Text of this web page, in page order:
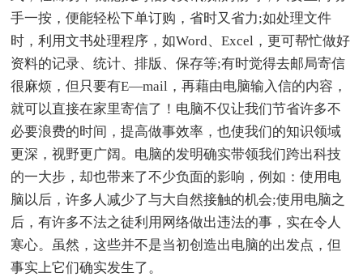
手一按，便能轻松下单订购，省时又省力;如处理文件
时，利用文书处理程序，如Word、Excel，更可帮忙做好
资料的记录、统计、排版、保存等;有时觉得去邮局寄信
很麻烦，但只要有E—mail，再藉由电脑输入信的内容，
就可以直接在家里寄信了！电脑不仅让我们节省许多不
必要浪费的时间，提高做事效率，也使我们的知识领域
更深，视野更广阔。电脑的发明确实带领我们跨出科技
的一大步，却也带来了不少负面的影响，例如：使用电
脑以后，许多人减少了与大自然接触的机会;使用电脑之
后，有许多不法之徒利用网络做出违法的事，实在令人
寒心。虽然，这些并不是当初创造出电脑的出发点，但
事实上它们确实发生了。